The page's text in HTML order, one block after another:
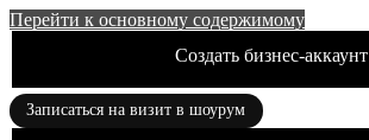
Перейти к основному содержимому
Создать бизнес-аккаунт
Записаться на визит в шоурум